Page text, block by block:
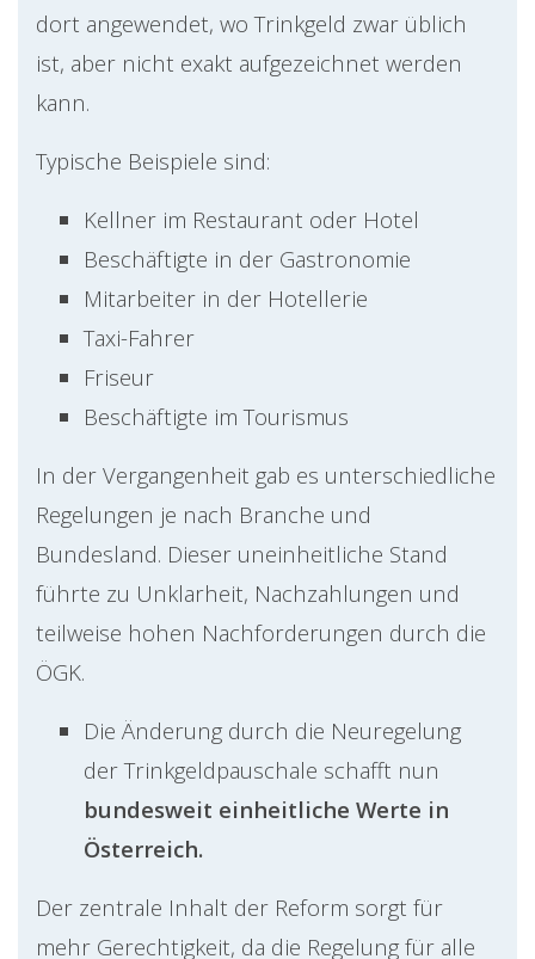
dort angewendet, wo Trinkgeld zwar üblich
ist, aber nicht exakt aufgezeichnet werden
kann.
Typische Beispiele sind:
Kellner im Restaurant oder Hotel
Beschäftigte in der Gastronomie
Mitarbeiter in der Hotellerie
Taxi-Fahrer
Friseur
Beschäftigte im Tourismus
In der Vergangenheit gab es unterschiedliche
Regelungen je nach Branche und
Bundesland. Dieser uneinheitliche Stand
führte zu Unklarheit, Nachzahlungen und
teilweise hohen Nachforderungen durch die
ÖGK.
Die Änderung durch die Neuregelung
der Trinkgeldpauschale schafft nun
bundesweit einheitliche Werte in
Österreich.
Der zentrale Inhalt der Reform sorgt für
mehr Gerechtigkeit, da die Regelung für alle